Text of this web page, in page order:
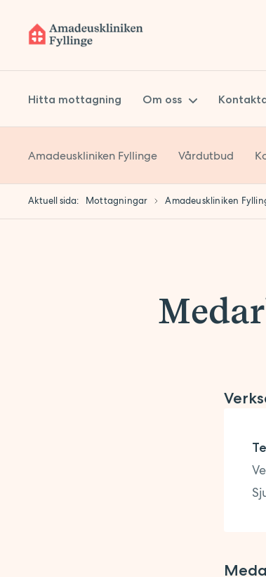
Hitta mottagning Om oss
Om Prima Vård
Styrelse
Företagsförvärv
Amadeuskliniken Fyllinge Vårdutbud
Aktuell sida: Mottagningar Amadeuskliniken